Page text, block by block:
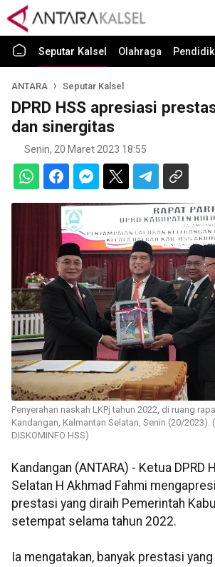
Seputar Kalsel Olahraga
ANTARA Seputar Kalsel
DPRD HSS apresiasi
dan sinergitas
Senin, 20 Maret 2023 18:55
Penyerahan naskah LKPj tahun 2022, di ruang
Kandangan, Kalmantan Selatan, Senin (20/2023).
DISKOMINFO HSS)
Kandangan (ANTARA) - Ketua DPRD
Selatan H Akhmad Fahmi
prestasi yang diraih Pemerintah
setempat selama tahun 2022.
Ia mengatakan, banyak prestasi